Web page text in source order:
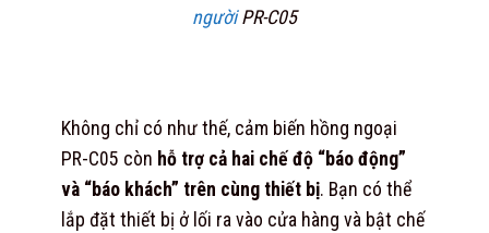
ngườiPR-C05
Không chỉ có như thế, cảm biến hồng ngoại
PR-C05 còn hỗ trợ cả hai chế độ “báo động”
và “báo khách” trên cùng thiết bị. Bạn có thể
lắp đặt thiết bị ở lối ra vào cửa hàng và bật chế